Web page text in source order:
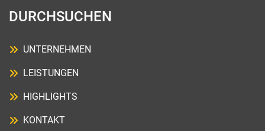
DURCHSUCHEN
UNTERNEHMEN
LEISTUNGEN
HIGHLIGHTS
KONTAKT